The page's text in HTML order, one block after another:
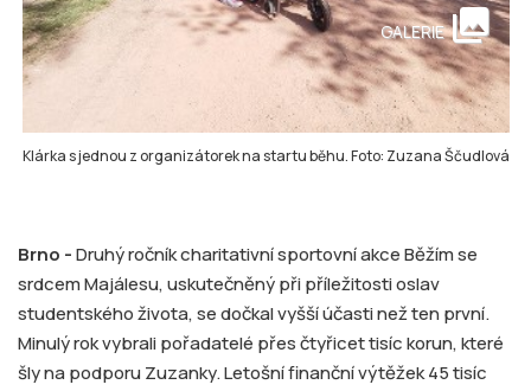
Klárka s jednou z organizátorek na startu běhu. Foto: Zuzana Ščudlová
GALERIE collections
Brno -Druhý ročník charitativní sportovní akce Běžím se
srdcem Majálesu, uskutečněný při příležitosti oslav
studentského života, se dočkal vyšší účasti než ten první.
Minulý rok vybrali pořadatelé přes čtyřicet tisíc korun, které
šly na podporu Zuzanky. Letošní finanční výtěžek 45 tisíc